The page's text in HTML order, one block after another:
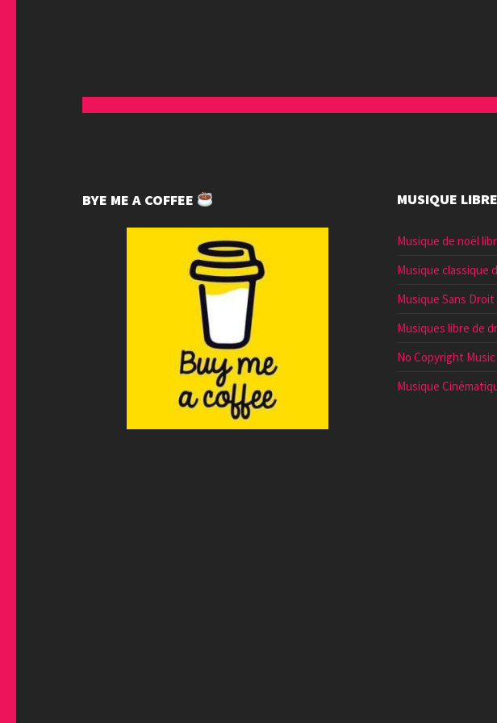
BYE ME A COFFEE MUSIQUE
Musique de noël
Musique classique
Musique Sans Droit
Musiques libre de
No Copyright Music
Musique